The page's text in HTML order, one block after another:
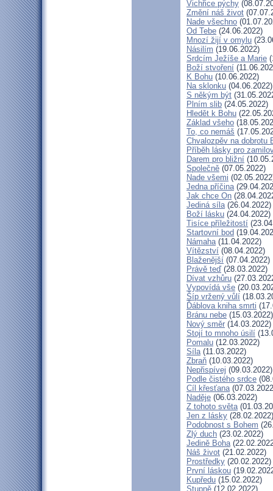
Vichřice pýchy
Změní náš život
Nade všechno
Od Tebe (24.06.2022)
Mnozí žijí v omylu
Násilím (19.06.2022)
Srdcím Ježíše a Marie
Boží stvoření
K Bohu (10.06.2022)
Na sklonku (04.06.2022)
S někým být
Plním slib (24.05.2022)
Hledět k Bohu
Základ všeho
To, co nemáš
Chvalozpěv na dobrotu
Příběh lásky pro
Darem pro bližní
Společně (07.05.2022)
Nade všemi
Jedna příčina
Jak chce On
Jediná síla(26.04.2022)
Boží lásku (24.04.2022)
Tisíce příležitostí
Startovní bod
Námaha(11.04.2022)
Vítězství (08.04.2022)
Blaženější (07.04.2022)
Právě teď (28.03.2022)
Dívat vzhůru
Vypovídá vše
Šíp vržený vůlí
Ďáblova kniha smrti
Bránu nebe (15.03.2022)
Nový směr (14.03.2022)
Stojí to mnoho úsilí
Pomalu (12.03.2022)
Síla(11.03.2022)
Zbraň (10.03.2022)
Nepřispívej (09.03.2022)
Podle čistého srdce
Cíl křesťana
Naděje (06.03.2022)
Z tohoto světa
Jen z lásky (28.02.2022)
Podobnost s Bohem
Zlý duch (23.02.2022)
Jedině Boha
Náš život (21.02.2022)
Prostředky (20.02.2022)
První láskou
Kupředu (15.02.2022)
Stupně (12.02.2022)